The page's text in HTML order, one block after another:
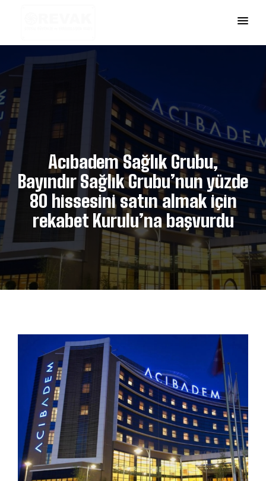
Acıbadem Sağlık Grubu,
Bayındır Sağlık Grubu’nun yüzde
80 hissesini satın almak için
rekabet Kurulu’na başvurdu